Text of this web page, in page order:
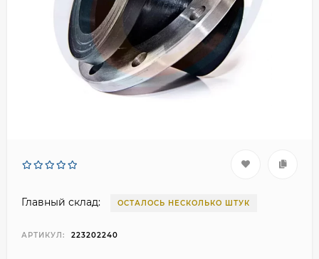
Главный склад: ОСТАЛОСЬ НЕСКОЛЬКО ШТУК
АРТИКУЛ: 223202240